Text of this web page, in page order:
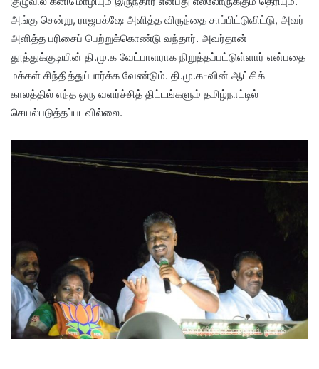
அங்கு சென்று, ராஜபக்‌ஷே அளித்த விருந்தை சாப்பிட்டுவிட்டு, அவர்
அளித்த பரிசைப் பெற்றுக்கொண்டு வந்தார். அவர்தான்
தூத்துக்குடியின் தி.மு.க வேட்பாளராக நிறுத்தப்பட்டுள்ளார் என்பதை
மக்கள் சிந்தித்துப்பார்க்க வேண்டும். தி.மு.க-வின் ஆட்சிக்
காலத்தில் எந்த ஒரு வளர்ச்சித் திட்டங்களும் தமிழ்நாட்டில்
செயல்படுத்தப்படவில்லை.